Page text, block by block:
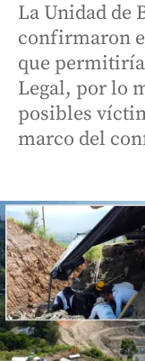
La Unidad de
confirmaron
que
Legal, por lo
posibles
marco del